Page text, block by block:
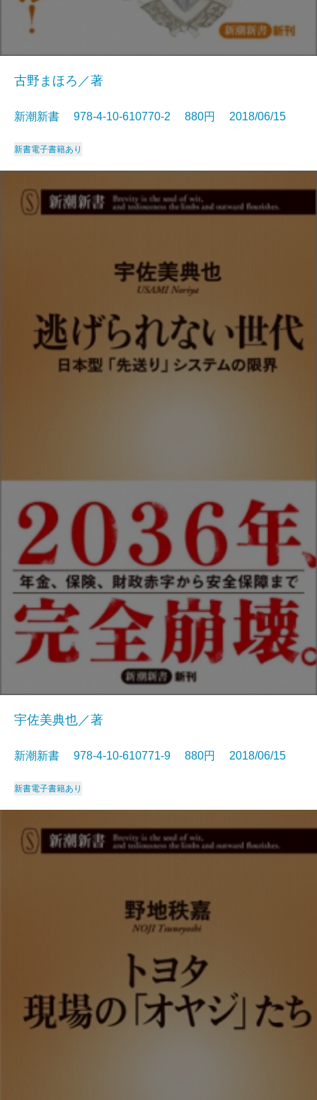
古野まほろ／著
新潮新書 978-4-10-610770-2 880円 2018/06/15
新書電子書籍あり
宇佐美典也／著
新潮新書 978-4-10-610771-9 880円 2018/06/15
新書電子書籍あり